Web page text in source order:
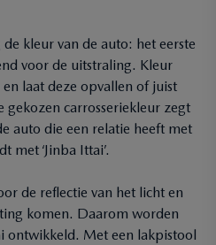
kleur van de auto: het eerste
voor de uitstraling. Kleur
laat deze opvallen of juist
carrosseriekleur zegt
auto die een relatie heeft met
met ‘Jinba Ittai’.
de reflectie van het licht en
komen. Daarom worden
ontwikkeld. Met een lakpistool